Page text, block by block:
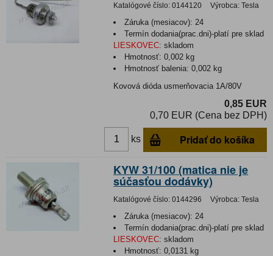
Katalógové číslo: 0144120 Výrobca: Tesla
Záruka (mesiacov): 24
Termín dodania(prac.dni)-platí pre sklad
LIESKOVEC: skladom
Hmotnosť:0,002 kg
Hmotnosť balenia:0,002 kg
Kovová dióda usmerňovacia 1A/80V
0,85 EUR
0,70 EUR (Cena bez DPH)
ks Pridať do košíka
KYW 31/100 (matica nie je
súčasťou dodávky)
Katalógové číslo: 0144296 Výrobca: Tesla
Záruka (mesiacov): 24
Termín dodania(prac.dni)-platí pre sklad
LIESKOVEC: skladom
Hmotnosť:0,0131 kg